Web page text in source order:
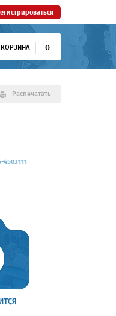
0
Распечатать